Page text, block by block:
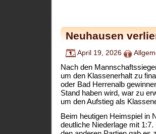
Neuhausen
April 19, 2026
Nach den
um den Klassenerhalt zu
oder Bad Herrenalb
Stand haben wird, war zu
um den Aufstieg als
Beim heutigen Heimspiel in
deutliche Niederlage mit